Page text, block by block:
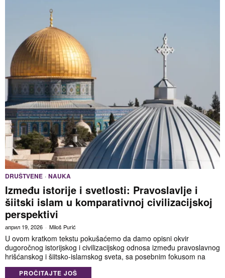
DRUŠTVENE · NAUKA
Između istorije i svetlosti: Pravoslavlje i
šiitski islam u komparativnoj civilizacijskoj
perspektivi
април 19, 2026 Miloš Purić
U ovom kratkom tekstu pokušaćemo da damo opisni okvir
dugoročnog istorijskog i civilizacijskog odnosa između pravoslavnog
hrišćanskog i šiitsko-islamskog sveta, sa posebnim fokusom na
PROČITAJTE JOŠ